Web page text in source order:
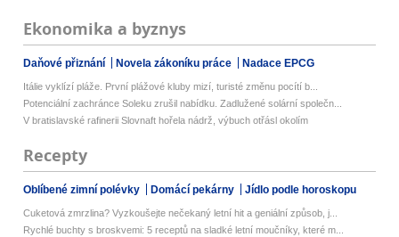
Ekonomika a byznys
Daňové přiznání Novela zákoníku práce Nadace EPCG
Itálie vyklízí pláže. První plážové kluby mizí, turisté změnu pocítí b...
Potenciální zachránce Soleku zrušil nabídku. Zadlužené solární společn...
V bratislavské rafinerii Slovnaft hořela nádrž, výbuch otřásl okolím
Recepty
Oblíbené zimní polévky Domácí pekárny Jídlo podle horoskopu
Cuketová zmrzlina? Vyzkoušejte nečekaný letní hit a geniální způsob, j...
Rychlé buchty s broskvemi: 5 receptů na sladké letní moučníky, které m...